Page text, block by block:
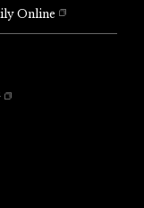
Online